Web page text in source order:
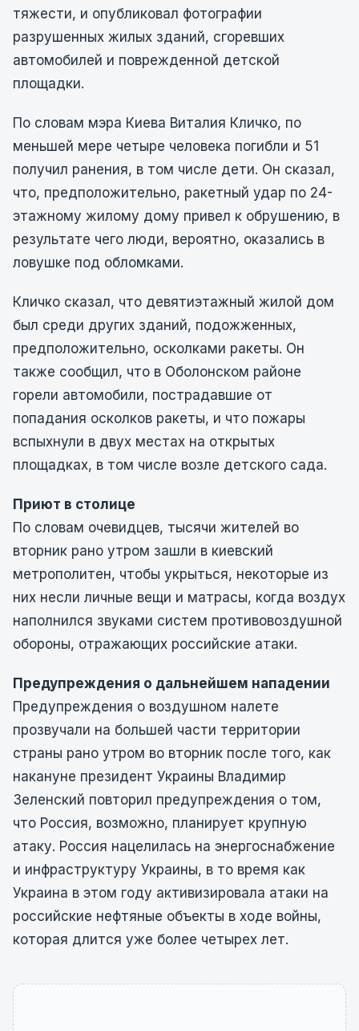
тяжести, и опубликовал фотографии
разрушенных жилых зданий, сгоревших
автомобилей и поврежденной детской
площадки.
По словам мэра Киева Виталия Кличко, по
меньшей мере четыре человека погибли и 51
получил ранения, в том числе дети. Он сказал,
что, предположительно, ракетный удар по 24-
этажному жилому дому привел к обрушению, в
результате чего люди, вероятно, оказались в
ловушке под обломками.
Кличко сказал, что девятиэтажный жилой дом
был среди других зданий, подожженных,
предположительно, осколками ракеты. Он
также сообщил, что в Оболонском районе
горели автомобили, пострадавшие от
попадания осколков ракеты, и что пожары
вспыхнули в двух местах на открытых
площадках, в том числе возле детского сада.
Приют в столице
По словам очевидцев, тысячи жителей во
вторник рано утром зашли в киевский
метрополитен, чтобы укрыться, некоторые из
них несли личные вещи и матрасы, когда воздух
наполнился звуками систем противовоздушной
обороны, отражающих российские атаки.
Предупреждения о дальнейшем нападении
Предупреждения о воздушном налете
прозвучали на большей части территории
страны рано утром во вторник после того, как
накануне президент Украины Владимир
Зеленский повторил предупреждения о том,
что Россия, возможно, планирует крупную
атаку. Россия нацелилась на энергоснабжение
и инфраструктуру Украины, в то время как
Украина в этом году активизировала атаки на
российские нефтяные объекты в ходе войны,
которая длится уже более четырех лет.